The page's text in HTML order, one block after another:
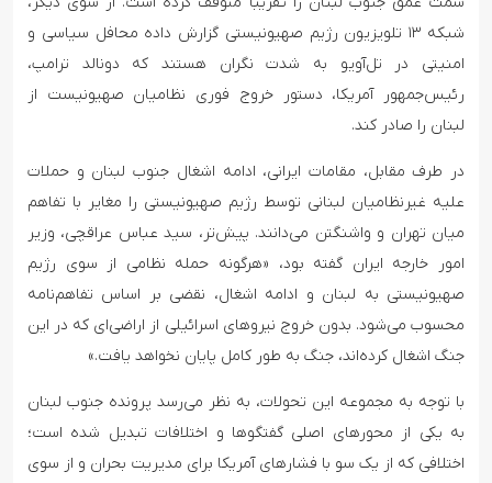
شبکه ۱۳ تلویزیون رژیم صهیونیستی گزارش داده محافل سیاسی و
امنیتی در تل‌آویو به شدت نگران هستند که دونالد ترامپ،
رئیس‌جمهور آمریکا، دستور خروج فوری نظامیان صهیونیست از
لبنان را صادر کند.
در طرف مقابل، مقامات ایرانی، ادامه اشغال جنوب لبنان و حملات
علیه غیرنظامیان لبنانی توسط رژیم صهیونیستی را مغایر با تفاهم
میان تهران و واشنگتن می‌دانند. پیش‌تر، سید عباس عراقچی، وزیر
امور خارجه ایران گفته بود، «هرگونه حمله نظامی از سوی رژیم
صهیونیستی به لبنان و ادامه اشغال، نقضی بر اساس تفاهم‌نامه
محسوب می‌شود. بدون خروج نیروهای اسرائیلی از اراضی‌ای که در این
جنگ اشغال کرده‌اند، جنگ به طور کامل پایان نخواهد یافت.»
با توجه به مجموعه این تحولات، به نظر می‌رسد پرونده جنوب لبنان
به یکی از محورهای اصلی گفتگوها و اختلافات تبدیل شده است؛
اختلافی که از یک سو با فشارهای آمریکا برای مدیریت بحران و از سوی